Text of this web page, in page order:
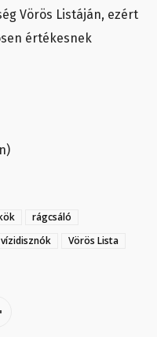
Vörös Listáján, ezért
értékesnek
rágcsáló
vízidisznók
Vörös Lista